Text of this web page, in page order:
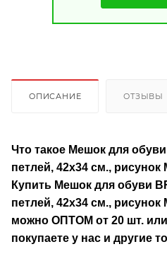
ОПИСАНИЕ ОТЗЫВЫ
Что такое Мешок для
петлей, 42х34 см., рисунок
Купить Мешок для обуви
петлей, 42х34 см.,
можно ОПТОМ от 20 шт.
покупаете у нас и другие